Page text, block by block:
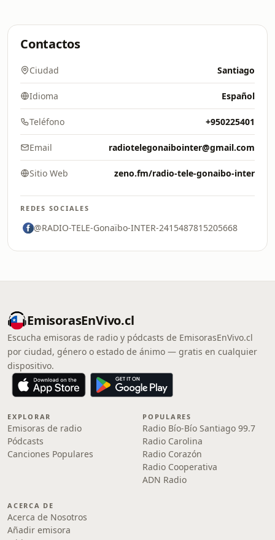
Contactos
Ciudad Santiago
Idioma Español
Teléfono +950225401
Email radiotelegonaibointer@gmail.com
Sitio Web zeno.fm/radio-tele-gonaibo-inter
REDES SOCIALES
@RADIO-TELE-Gonaïbo-INTER-2415487815205668
EmisorasEnVivo.cl
Escucha emisoras de radio y pódcasts de EmisorasEnVivo.cl
por ciudad, género o estado de ánimo — gratis en cualquier
dispositivo.
EXPLORAR
Emisoras de radio
Pódcasts
Canciones Populares
POPULARES
Radio Bío-Bío Santiago 99.7
Radio Carolina
Radio Corazón
Radio Cooperativa
ADN Radio
ACERCA DE
Acerca de Nosotros
Añadir emisora